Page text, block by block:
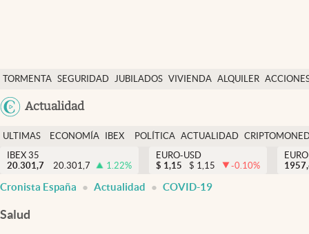
TORMENTA SEGURIDAD JUBILADOS VIVIENDA ALQUILER
Actualidad
Economía y finanzas
Política
Actualidad
Criptomonedas
España
ULTIMAS
NOTICIAS
ECONOMÍA
FINANZAS
IBEX
EURO
POLÍTICA ACTUALIDAD
IBEX 35
20.301,7
20.301,7 1.22%
EURO-USD
$ 1,15 $ 1,15 -0.10%
Cronista España Actualidad COVID-19
Salud